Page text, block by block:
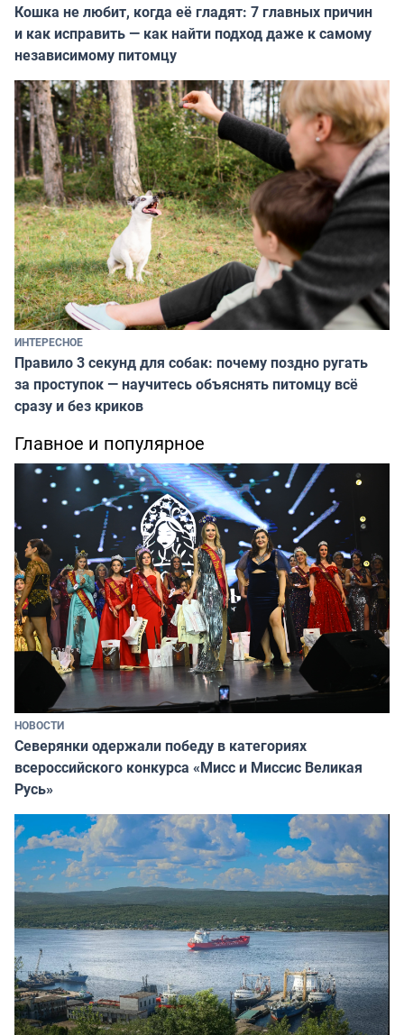
Кошка не любит, когда её гладят: 7 главных причин
и как исправить — как найти подход даже к самому
независимому питомцу
ИНТЕРЕСНОЕ
Правило 3 секунд для собак: почему поздно ругать
за проступок — научитесь объяснять питомцу всё
сразу и без криков
Главное и популярное
НОВОСТИ
Северянки одержали победу в категориях
всероссийского конкурса «Мисс и Миссис Великая
Русь»